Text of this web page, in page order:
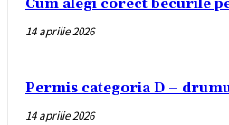
Cum alegi corect becurile
14 aprilie 2026
Permis categoria D –
14 aprilie 2026